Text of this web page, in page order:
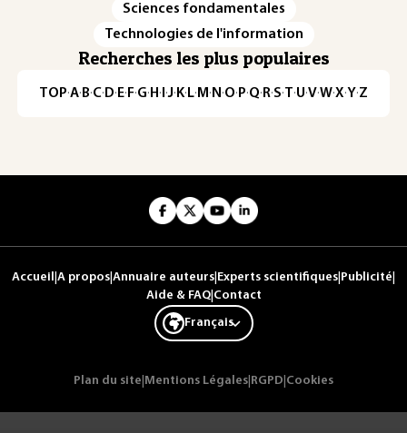
Sciences fondamentales
Technologies de l'information
Recherches les plus populaires
TOP·A·B·C· D· E· F·G· H · ·J· K· L· M · N ·O· P·Q· R·S·T·U·V·W·X·Y·Z
Accueil A propos Annuaire auteurs Experts scientifiques Publicité
Aide & FAQ| Contact
Français
Plan du site Mentions Légales RGPD Cookies